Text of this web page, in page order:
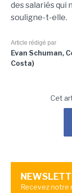
des salariés qui
souligne-t-elle.
Article rédigé par
Evan Schuman,
Costa)
Cet
Recevez